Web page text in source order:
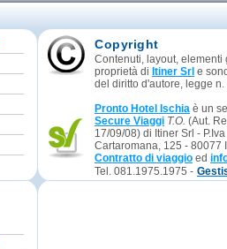
Copyright
Contenuti, layout,
proprietà di Itiner Srl e
del diritto d'autore, legge
Pronto Hotel Ischia è un
Secure Viaggi T.O. (Aut.
17/09/08) di Itiner Srl -
Cartaromana, 125 - 80077
Contratto di viaggio ed
Tel. 081.1975.1975 -